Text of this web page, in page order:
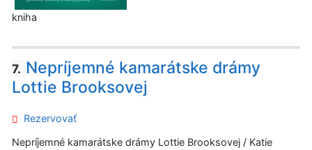
kniha
7. Nepríjemné kamarátske drámy
Lottie Brooksovej
Rezervovať
Nepríjemné kamarátske drámy Lottie Brooksovej / Katie